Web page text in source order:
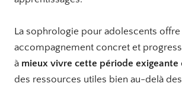
La sophrologie pour adolescents offre
accompagnement concret et
à mieux vivre cette période exigeante
des ressources utiles bien au-delà